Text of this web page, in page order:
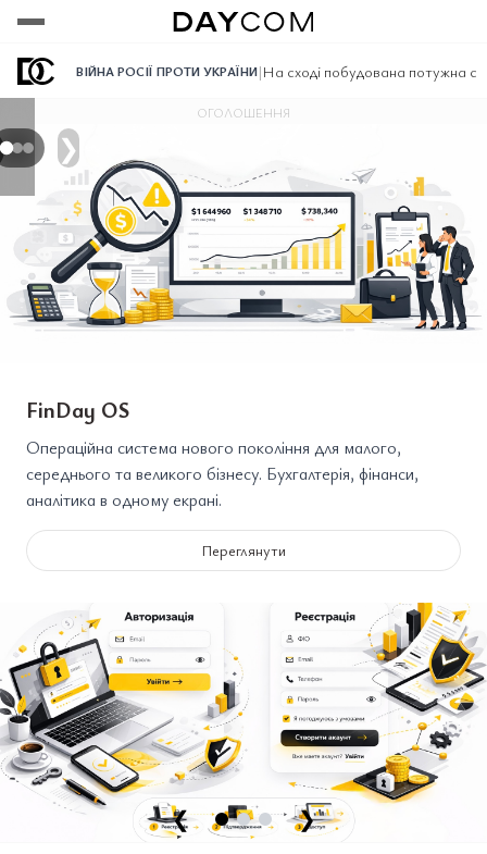
ВІЙНА РОСІЇ ПРОТИ УКРАЇНИ|На сході побудована потужна
Переглянути
Переглянути
Переглянути
❯
ОГОЛОШЕННЯ
FinDay OS
Операційна система нового покоління для малого,
середнього та великого бізнесу. Бухгалтерія, фінанси,
аналітика в одному екрані.
Переглянути
❮ ❯